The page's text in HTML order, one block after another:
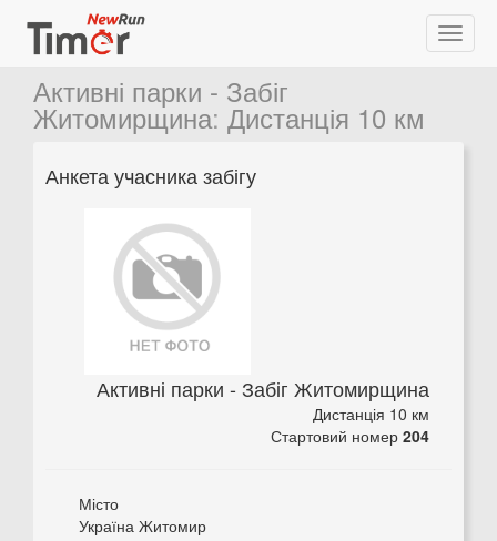
Активні парки - Забіг
Житомирщина: Дистанція 10 км
Анкета учасника забігу
Активні парки - Забіг Житомирщина
Дистанція 10 км
Стартовий номер 204
Місто
Україна Житомир